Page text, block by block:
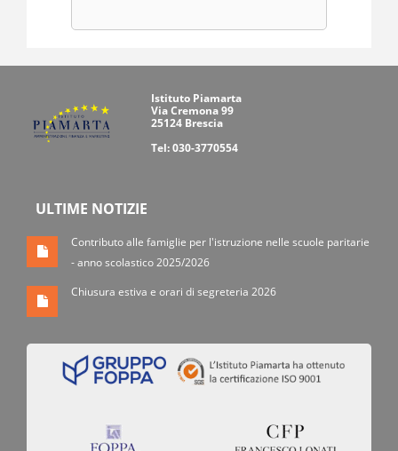
Istituto Piamarta
Via Cremona 99
25124 Brescia
Tel: 030-3770554
ULTIME NOTIZIE
Contributo alle famiglie per l'istruzione nelle scuole paritarie
- anno scolastico 2025/2026
Chiusura estiva e orari di segreteria 2026